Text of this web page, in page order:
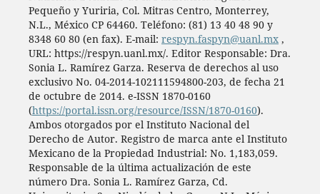
Pequeño y Yuriria, Col. Mitras Centro, Monterrey,
N.L., México CP 64460. Teléfono: (81) 13 40 48 90 y
8348 60 80 (en fax). E-mail: respyn.faspyn@uanl.mx,
URL: https://respyn.uanl.mx/. Editor Responsable: Dra.
Sonia L. Ramírez Garza. Reserva de derechos al uso
exclusivo No. 04-2014-102111594800-203, de fecha 21
de octubre de 2014. e-ISSN 1870-0160
(https://portal.issn.org/resource/ISSN/1870-0160).
Ambos otorgados por el Instituto Nacional del
Derecho de Autor. Registro de marca ante el Instituto
Mexicano de la Propiedad Industrial: No. 1,183,059.
Responsable de la última actualización de este
número Dra. Sonia L. Ramírez Garza, Cd.